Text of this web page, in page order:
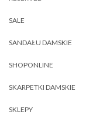
SALE
SANDAŁU DAMSKIE
SHOPONLINE
SKARPETKI DAMSKIE
SKLEPY